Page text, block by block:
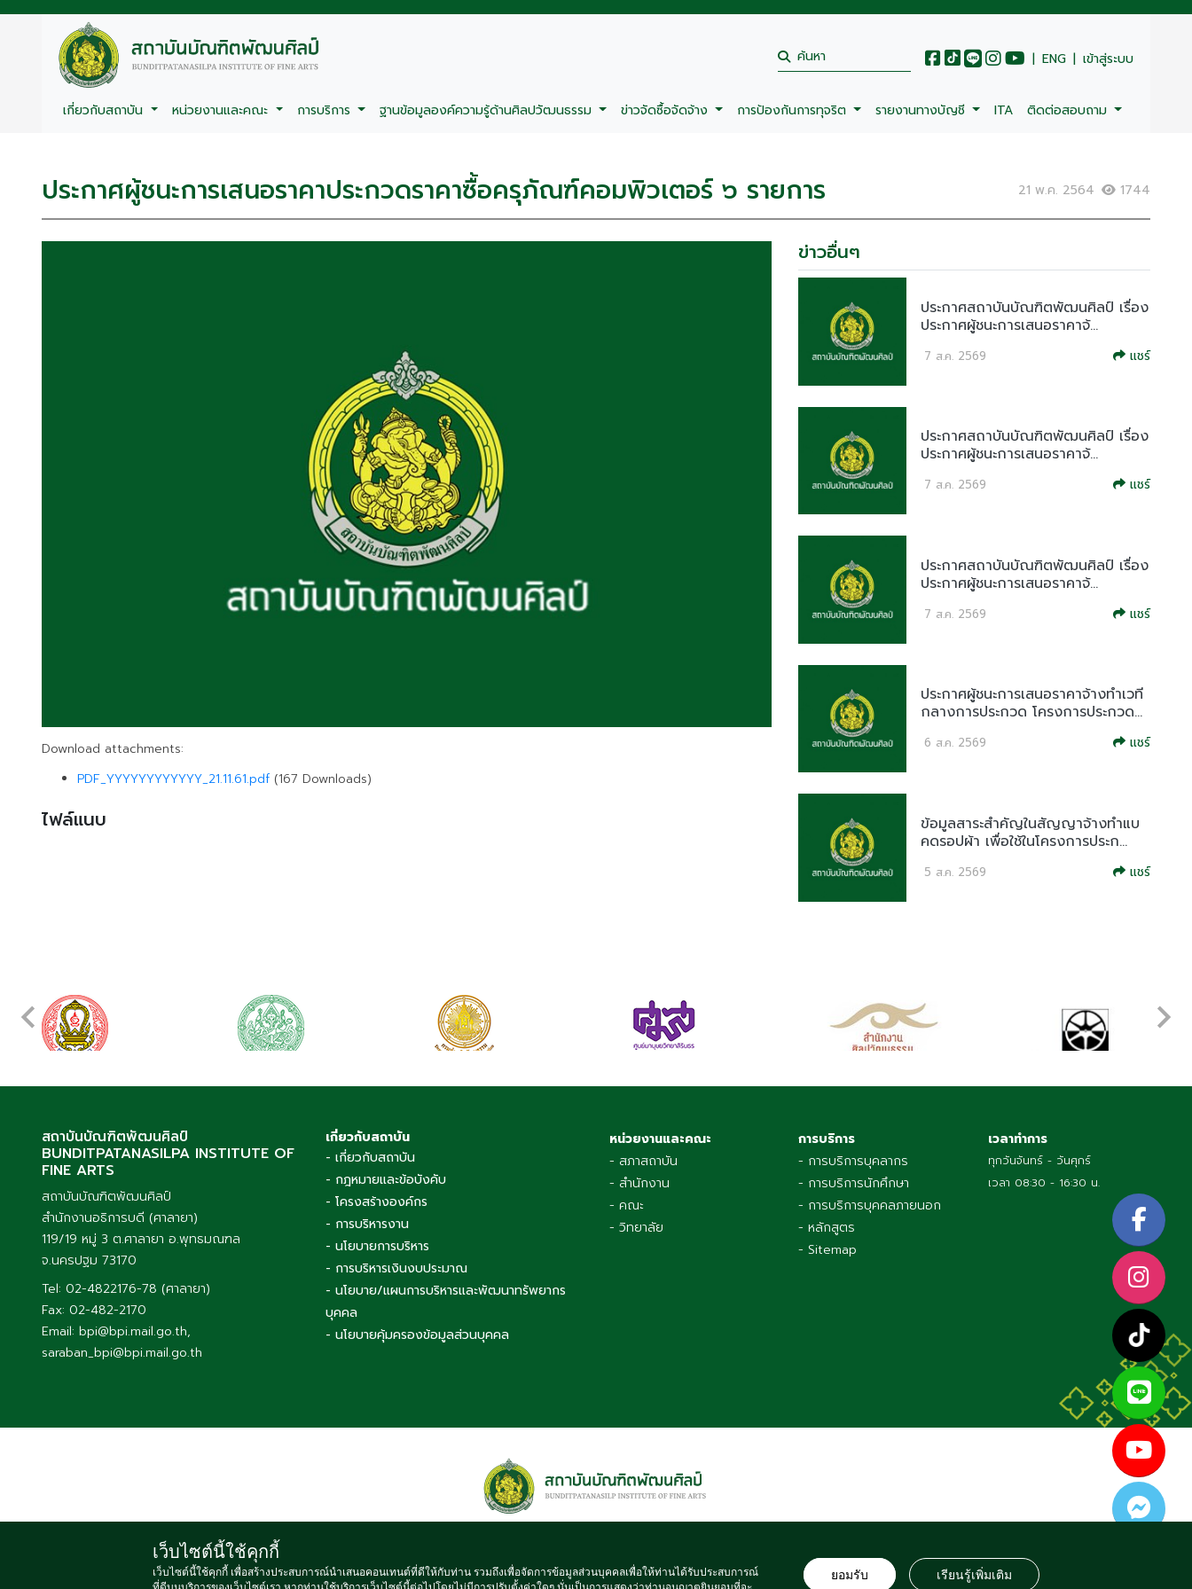
| ENG | เข้าสู่ระบบ
เกี่ยวกับสถาบัน หน่วยงานและคณะ การบริการ ฐานข้อมูลองค์ความรู้ด้านศิลปวัฒนธรรม ข่าวจัดซื้อจัดจ้าง การป้องกันการทุจริต รายงานทางบัญชี ITA ติดต่อสอบถาม
ประกาศผู้ชนะการเสนอราคาประกวดราคาซื้อครุภัณฑ์คอมพิวเตอร์ ๖ รายการ 21 พ.ค. 2564 1744
Download attachments:
PDF_YYYYYYYYYYYY_21.11.61.pdf (167 Downloads)
ไฟล์แนบ
ข่าวอื่นๆ
ประกาศสถาบันบัณฑิตพัฒนศิลป์ เรื่อง
ประกาศผู้ชนะการเสนอราคาจ้...
7 ส.ค. 2569 แชร์
ประกาศสถาบันบัณฑิตพัฒนศิลป์ เรื่อง
ประกาศผู้ชนะการเสนอราคาจ้...
7 ส.ค. 2569 แชร์
ประกาศสถาบันบัณฑิตพัฒนศิลป์ เรื่อง
ประกาศผู้ชนะการเสนอราคาจ้...
7 ส.ค. 2569 แชร์
ประกาศผู้ชนะการเสนอราคาจ้างทำเวที
กลางการประกวด โครงการประกวด...
6 ส.ค. 2569 แชร์
ข้อมูลสาระสำคัญในสัญญาจ้างทำแบ
คดรอปผ้า เพื่อใช้ในโครงการประก...
5 ส.ค. 2569 แชร์
สถาบันบัณฑิตพัฒนศิลป์
BUNDITPATANASILPA INSTITUTE OF
FINE ARTS
สถาบันบัณฑิตพัฒนศิลป์
สำนักงานอธิการบดี (ศาลายา)
119/19 หมู่ 3 ต.ศาลายา อ.พุทธมณฑล
จ.นครปฐม 73170
Tel: 02-4822176-78 (ศาลายา)
Fax: 02-482-2170
Email: bpi@bpi.mail.go.th,
saraban_bpi@bpi.mail.go.th
เกี่ยวกับสถาบัน
- เกี่ยวกับสถาบัน
- กฎหมายและข้อบังคับ
- โครงสร้างองค์กร
- การบริหารงาน
- นโยบายการบริหาร
- การบริหารเงินงบประมาณ
- นโยบาย/แผนการบริหารและพัฒนาทรัพยากร
บุคคล
- นโยบายคุ้มครองข้อมูลส่วนบุคคล
หน่วยงานและคณะ
- สภาสถาบัน
- สำนักงาน
- คณะ
- วิทยาลัย
การบริการ
- การบริการบุคลากร
- การบริการนักศึกษา
- การบริการบุคคลภายนอก
- หลักสูตร
- Sitemap
เวลาทำการ
ทุกวันจันทร์ - วันศุกร์
เวลา 08:30 - 16:30 น.
Copyright © 2021 BUNDITPATANASILPA INSTITUTE OF FINE ARTS, ALL RIGHTS RESERVED
เว็บไซต์นี้ใช้คุกกี้
เว็บไซต์นี้ใช้คุกกี้ เพื่อสร้างประสบการณ์นำเสนอคอนเทนต์ที่ดีให้กับท่าน รวมถึงเพื่อจัดการข้อมูลส่วนบุคคลเพื่อให้ท่านได้รับประสบการณ์
ยอมรับ เรียนรู้เพิ่มเติม